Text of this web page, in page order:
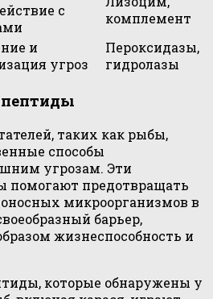
с
комплемент
и
угроз
Пероксидазы,
гидролазы
таких как рыбы,
способы
угрозам. Эти
помогают предотвращать
микроорганизмов в
барьер,
жизнеспособность и
которые обнаружены у